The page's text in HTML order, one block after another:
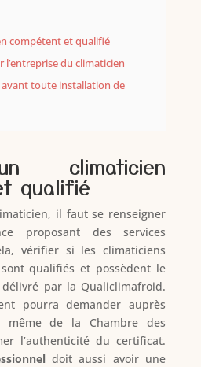
compétent et qualifié
l’entreprise du climaticien
toute installation de
climaticien
qualifié
il faut se renseigner
proposant des services
vérifier si les climaticiens
qualifiés et possèdent le
par la Qualiclimafroid.
pourra demander auprès
même de la Chambre des
l’authenticité du certificat.
doit aussi avoir une